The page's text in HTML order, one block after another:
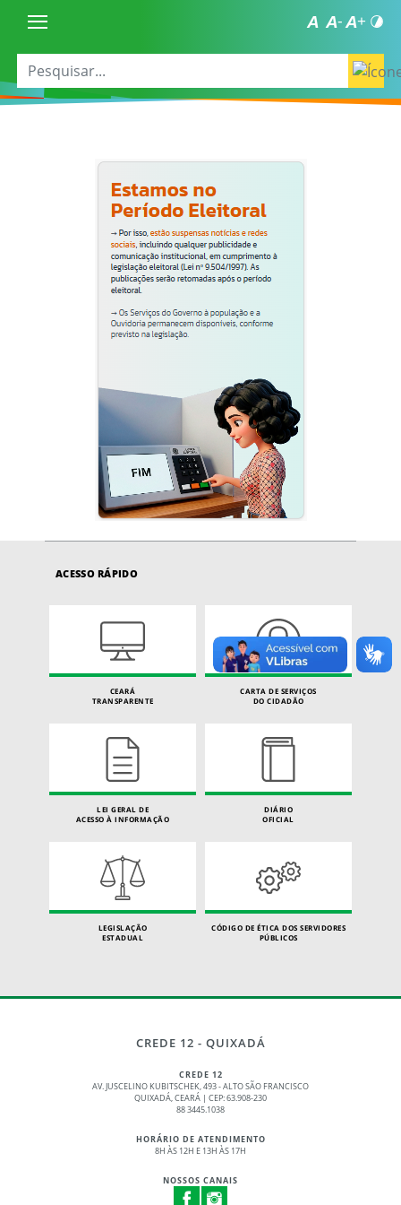
ACESSO RÁPIDO
CEARÁ
TRANSPARENTE
CARTA DE SERVIÇOS
DO CIDADÃO
LEI GERAL DE
ACESSO À INFORMAÇÃO
DIÁRIO
OFICIAL
LEGISLAÇÃO
ESTADUAL
CÓDIGO DE ÉTICA DOS SERVIDORES
PÚBLICOS
CREDE 12 - QUIXADÁ
CREDE 12
AV. JUSCELINO KUBITSCHEK, 493 - ALTO SÃO FRANCISCO
QUIXADÁ, CEARÁ | CEP: 63.908-230
88 3445.1038
HORÁRIO DE ATENDIMENTO
8H ÀS 12H E 13H ÀS 17H
NOSSOS CANAIS